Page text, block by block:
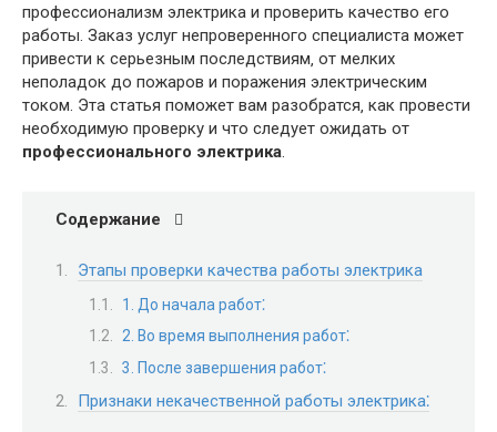
профессионализм электрика и проверить качество его
работы. Заказ услуг непроверенного специалиста может
привести к серьезным последствиям‚ от мелких
неполадок до пожаров и поражения электрическим
током. Эта статья поможет вам разобратся‚ как провести
необходимую проверку и что следует ожидать от
профессионального электрика
Содержание
Этапы проверки качества работы электрика
1. До начала работ⁚
2. Во время выполнения работ⁚
3. После завершения работ⁚
Признаки некачественной работы электрика⁚